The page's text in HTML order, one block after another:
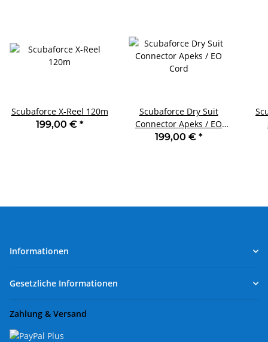
Scubaforce X-Reel 120m
199,00 € *
Scubaforce Dry Suit
Connector Apeks / EO
Cord
199,00 € *
Informationen
Gesetzliche Informationen
Zahlung & Versand